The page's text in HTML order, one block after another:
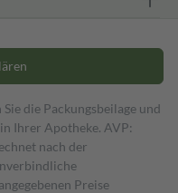
die Packungsbeilage und
Ihrer Apotheke. AVP:
nach der
Preise